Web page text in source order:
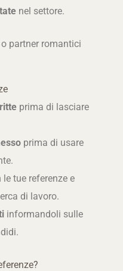
nel settore.
partner romantici
prima di lasciare
prima di usare
le tue referenze e
di lavoro.
informandoli sulle